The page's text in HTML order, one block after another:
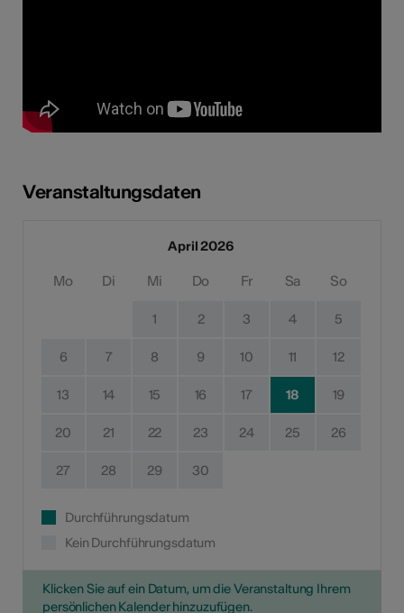
Veranstaltungsdaten
April 2026
Mo Di Mi Do Fr Sa So
1 2 3 4 5
6 7 8 9 10 11 12
13 14 15 16 17 18 19
20 21 22 23 24 25 26
27 28 29 30
Durchführungsdatum
Kein Durchführungsdatum
Klicken Sie auf ein Datum, um die Veranstaltung Ihrem
persönlichen Kalender hinzuzufügen.